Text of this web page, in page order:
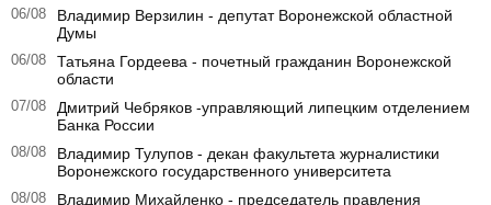
06/08
Владимир Верзилин - депутат Воронежской областной
Думы
06/08
Татьяна Гордеева - почетный гражданин Воронежской
области
07/08
Дмитрий Чебряков -управляющий липецким отделением
Банка России
08/08
Владимир Тулупов - декан факультета журналистики
Воронежского государственного университета
08/08
Владимир Михайленко - председатель правления